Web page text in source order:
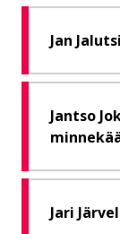
Jan
Jantso
Jari